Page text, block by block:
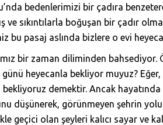
bedenlerimizi bir çadıra
ve sıkıntılarla boğuşan bir çadır
bu pasaj aslında bizlere o evi
bir zaman diliminden
heyecanla bekliyor muyuz?
demektir. Ancak
düşünerek, görünmeyen şehrin
geçici olan şeyleri kalıcı sayar ve